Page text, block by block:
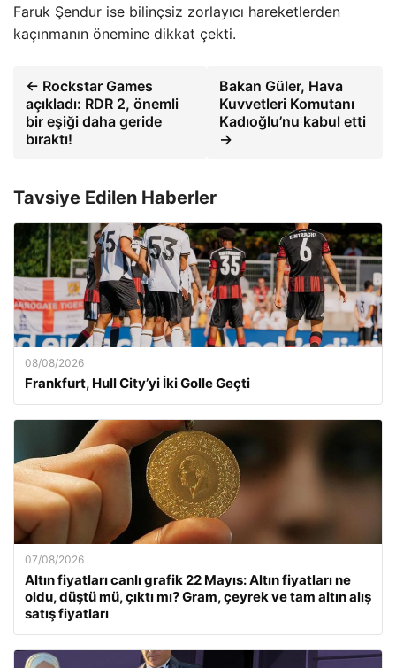
Faruk Şendur ise bilinçsiz zorlayıcı hareketlerden
kaçınmanın önemine dikkat çekti.
← Rockstar Games
açıkladı: RDR 2, önemli
bir eşiği daha geride
bıraktı!
Bakan Güler, Hava
Kuvvetleri Komutanı
Kadıoğlu’nu kabul etti
→
Tavsiye Edilen Haberler
08/08/2026
Frankfurt, Hull City’yi İki Golle Geçti
07/08/2026
Altın fiyatları canlı grafik 22 Mayıs: Altın fiyatları ne
oldu, düştü mü, çıktı mı? Gram, çeyrek ve tam altın alış
satış fiyatları